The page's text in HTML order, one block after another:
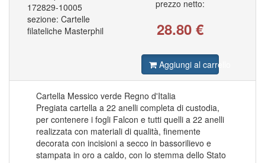
COLONIE ITALIANE FEZZAN
COLONIE ITALIANE FIERA DI TRIPOLI
COLONIE ITALIANE GERUSALEMME
COLONIE ITALIANE GIRI COLONIALI
COLONIE ITALIANE ISOLE EGEO CARCHI 32
COLONIE ITALIANE ISOLE EGEO CASTELROSSO 52
COLONIE ITALIANE ISOLE EGEO LERO 31
COLONIE ITALIANE ISOLE EGEO LIPSO 30
COLONIE ITALIANE ISOLE EGEO NISIRO 27
COLONIE ITALIANE ISOLE EGEO PATMO 30
COLONIE ITALIANE ISOLE EGEO PISCOPI 26
COLONIE ITALIANE ISOLE EGEO RODI 33
COLONIE ITALIANE ISOLE EGEO SCARAPANTO 5
172829-10005
sezione: Cartelle
filateliche Masterphil
prezzo netto:
28.80 €
Aggiungi al carrello
Cartella Messico verde Regno d'Italia
Pregiata cartella a 22 anelli completa di custodia,
per contenere i fogli Falcon e tutti quelli a 22 anelli
realizzata con materiali di qualità, finemente
decorata con incisioni a secco in bassorilievo e
stampata in oro a caldo, con lo stemma dello Stato